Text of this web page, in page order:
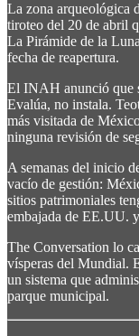
La zona arqueológica
tiroteo del 20 de abril
La Pirámide de la
fecha de reapertura.
El INAH anunció que
Evalúa, no instala.
más visitada de
ninguna revisión de
A semanas del inicio
vacío de gestión:
sitios patrimoniales
embajada de EE.UU.
The Conversation lo
vísperas del Mundial.
un sistema que
parque municipal.